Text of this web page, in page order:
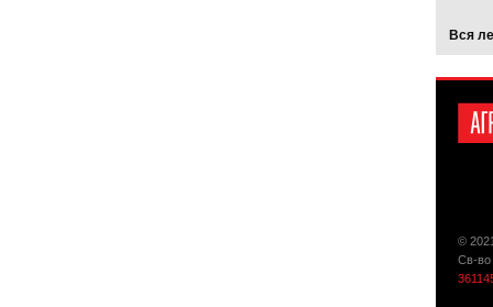
Вся
©
Св-во